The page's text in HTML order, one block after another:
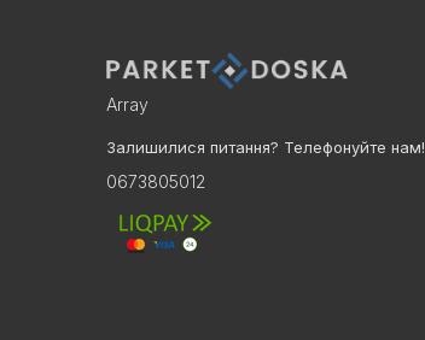
Array
Залишилися питання? Телефонуйте нам!
0673805012